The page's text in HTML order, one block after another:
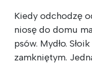
Kiedy odchodzę
niosę do domu
psów. Mydło.
zamkniętym.